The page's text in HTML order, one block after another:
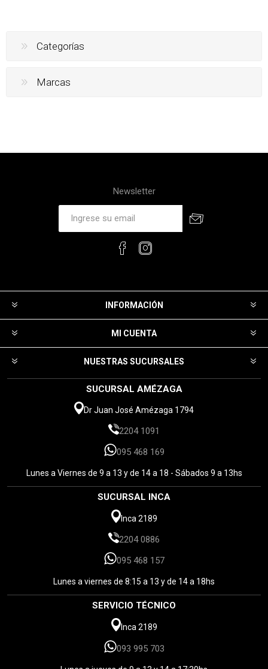
Categorías
Marcas
Newsletter
INFORMACIÓN
MI CUENTA
NUESTRAS SUCURSALES
SUCURSAL AMÉZAGA
Dr Juan José Amézaga 1794
2204 1091
095 468 169
Lunes a Viernes de 9 a 13 y de 14 a 18 - Sábados 9 a 13hs
SUCURSAL INCA
Inca 2189
2204 0886
095 468 157
Lunes a viernes de 8:15 a 13 y de 14 a 18hs
SERVICIO TÉCNICO
Inca 2189
093 995 703